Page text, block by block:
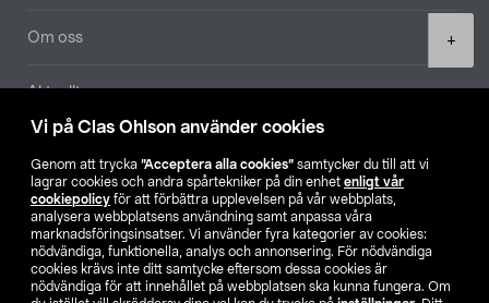
Vi på Clas Ohlson använder cookies
Genom att trycka ”Acceptera alla cookies” samtycker du till att vi
lagrar cookies och andra spårtekniker på din enhet enligt vår
cookiepolicy för att förbättra upplevelsen på vår webbplats,
analysera webbplatsens användning samt anpassa våra
marknadsföringsinsatser. Vi använder fyra kategorier av cookies:
nödvändiga, funktionella, analys och annonsering. För nödvändiga
cookies krävs inte ditt samtycke eftersom dessa cookies är
nödvändiga för att innehållet på webbplatsen ska kunna fungera. Om
+
Om oss
Aktuellt
Hitta butik
SE NO FI